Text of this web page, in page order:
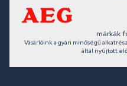
márkák
Vásárlóink a gyári minőségű
által nyújtott